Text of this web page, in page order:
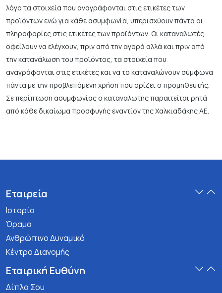
λόγο τα στοιχεία που αναγράφονται στις ετικέτες των
προϊόντων ενώ για κάθε ασυμφωνία, υπερισχύουν πάντα οι
πληροφορίες στις ετικέτες των προϊόντων. Οι καταναλωτές
οφείλουν να ελέγχουν, πριν από την αγορά αλλά και πριν από
την κατανάλωση του προϊόντος, τα στοιχεία που
αναγράφονται στις ετικέτες και να το καταναλώνουν σύμφωνα
πάντα με την προβλεπόμενη χρήση που ορίζει ο προμηθευτής.
Σε περίπτωση ασυμφωνίας ο καταναλωτής παραιτείται ρητά
από κάθε δικαίωμα προσφυγής εναντίον της Χαλκιαδάκης ΑΕ.
Εταιρεία
Ιστορία
Όραμα
Ανθρώπινο Δυναμικό
Κέντρο Διανομής
Εταιρική Ευθύνη
Δίπλα Σου